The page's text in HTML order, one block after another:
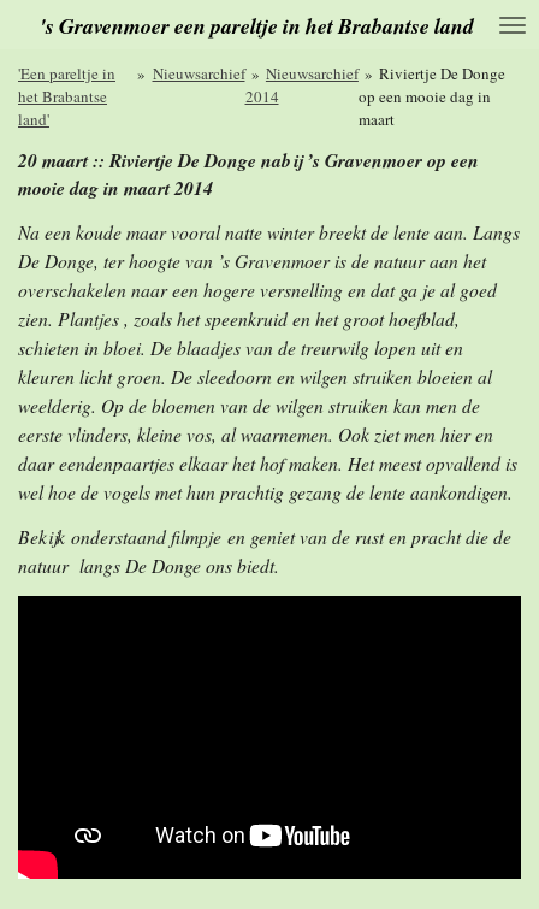
naar
de
hoofdinhoud
's Gravenmoer een pareltje in het Brabantse land
'Een pareltje in
het Brabantse
land'
» Nieuwsarchief » Nieuwsarchief
2014
» Riviertje De Donge
op een mooie dag in
maart
20 maart :: Riviertje De Donge nabij ’s Gravenmoer op een
mooie dag in maart 2014
Na een koude maar vooral natte winter breekt de lente aan. Langs
De Donge, ter hoogte van ’s Gravenmoer is de natuur aan het
overschakelen naar een hogere versnelling en dat ga je al goed
zien. Plantjes , zoals het speenkruid en het groot hoefblad,
schieten in bloei. De blaadjes van de treurwilg lopen uit en
kleuren licht groen. De sleedoorn en wilgen struiken bloeien al
weelderig. Op de bloemen van de wilgen struiken kan men de
eerste vlinders, kleine vos, al waarnemen. Ook ziet men hier en
daar eendenpaartjes elkaar het hof maken. Het meest opvallend is
wel hoe de vogels met hun prachtig gezang de lente aankondigen.
Bekijk onderstaand filmpje en geniet van de rust en pracht die de
natuur langs De Donge ons biedt.